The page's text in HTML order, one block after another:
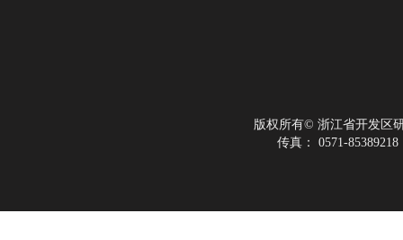
版权所有© 浙江省开发区
传真：
0571-85389218